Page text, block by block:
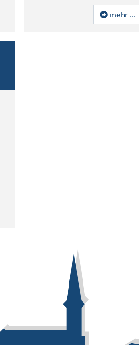
mehr …